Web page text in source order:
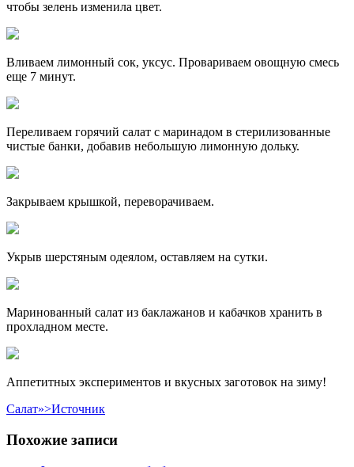
чтобы зелень изменила цвет.
Вливаем лимонный сок, уксус. Провариваем овощную смесь
еще 7 минут.
Переливаем горячий салат с маринадом в стерилизованные
чистые банки, добавив небольшую лимонную дольку.
Закрываем крышкой, переворачиваем.
Укрыв шерстяным одеялом, оставляем на сутки.
Маринованный салат из баклажанов и кабачков хранить в
прохладном месте.
Аппетитных экспериментов и вкусных заготовок на зиму!
Салат»>Источник
Похожие записи